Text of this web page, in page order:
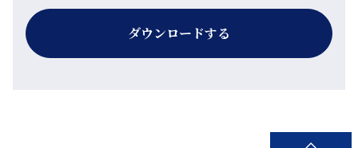
ダウンロードする